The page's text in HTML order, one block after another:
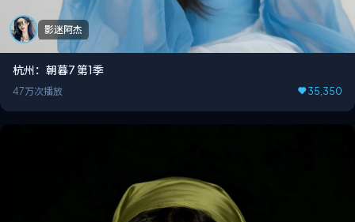
影迷阿杰
杭州：朝暮7 第1季
47万次播放 35,350